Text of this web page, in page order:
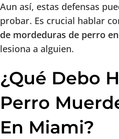
Aun así, estas defensas
probar. Es crucial hablar
de mordeduras de perro
lesiona a alguien.
¿Qué Debo
Perro
En Miami?